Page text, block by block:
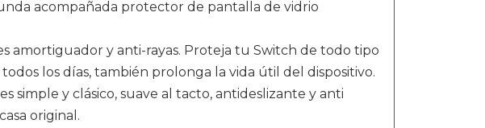
acompañada protector de pantalla de vidrio
amortiguador y anti-rayas. Proteja tu Switch de todo tipo
los días, también prolonga la vida útil del dispositivo.
simple y clásico, suave al tacto, antideslizante y anti
original.